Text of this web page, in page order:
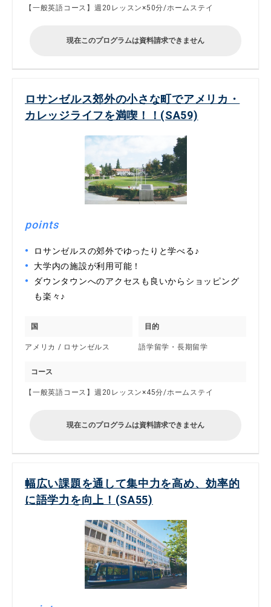
【一般英語コース】週20レッスン×50分/ホームステイ
現在このプログラムは資料請求できません
ロサンゼルス郊外の小さな町でアメリカ・
カレッジライフを満喫！！(SA59)
points
ロサンゼルスの郊外でゆったりと学べる♪
大学内の施設が利用可能！
ダウンタウンへのアクセスも良いからショッピング
も楽々♪
国
アメリカ / ロサンゼルス
目的
語学留学・長期留学
コース
【一般英語コース】週20レッスン×45分/ホームステイ
現在このプログラムは資料請求できません
幅広い課題を通して集中力を高め、効率的
に語学力を向上！(SA55)